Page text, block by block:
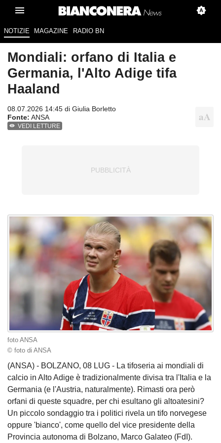
NOTIZIE MAGAZINE RADIO BN
Mondiali: orfano di Italia e
Germania, l'Alto Adige tifa
Haaland
08.07.2026 14:45 di Giulia Borletto
Fonte: ANSA
VEDI LETTURE
foto ANSA
© foto di ANSA
(ANSA) - BOLZANO, 08 LUG - La tifoseria ai mondiali di
calcio in Alto Adige è tradizionalmente divisa tra l'Italia e la
Germania (e l'Austria, naturalmente). Rimasti ora però
orfani di queste squadre, per chi esultano gli altoatesini?
Un piccolo sondaggio tra i politici rivela un tifo norvegese
oppure 'bianco', come quello del vice presidente della
Provincia autonoma di Bolzano, Marco Galateo (FdI).